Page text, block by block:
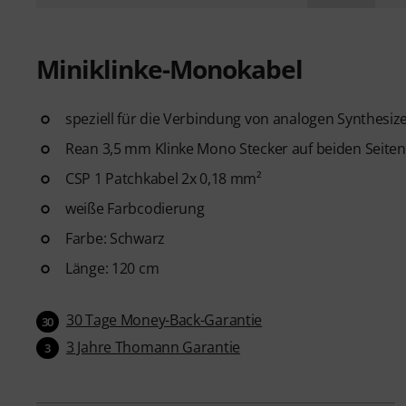
Miniklinke-Monokabel
speziell für die Verbindung von analogen
Rean 3,5 mm Klinke Mono Stecker auf beiden Seiten
CSP 1 Patchkabel 2x 0,18 mm²
weiße Farbcodierung
Farbe: Schwarz
Länge: 120 cm
30 30 Tage Money-Back-Garantie
3 3 Jahre Thomann Garantie